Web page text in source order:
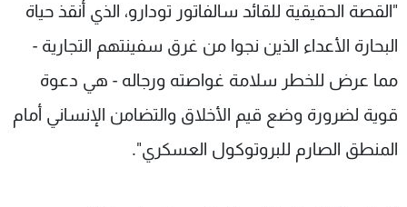
"القصة الحقيقية للقائد سالفاتور تودارو، الذي أنقذ حياة
البحارة الأعداء الذين نجوا من غرق سفينتهم التجارية -
مما عرض للخطر سلامة غواصته ورجاله - هي دعوة
قوية لضرورة وضع قيم الأخلاق والتضامن الإنساني أمام
المنطق الصارم للبروتوكول العسكري".